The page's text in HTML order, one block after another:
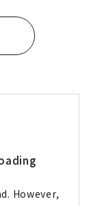
However,